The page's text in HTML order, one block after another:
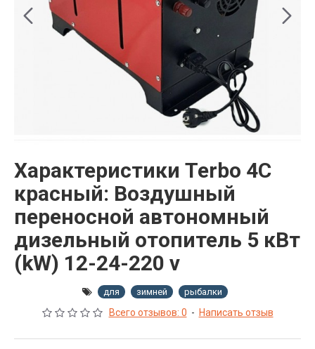
Характеристики Terbo 4С
красный: Воздушный
переносной автономный
дизельный отопитель 5 кВт
(kW) 12-24-220 v
для зимней рыбалки
Всего отзывов: 0 - Написать отзыв